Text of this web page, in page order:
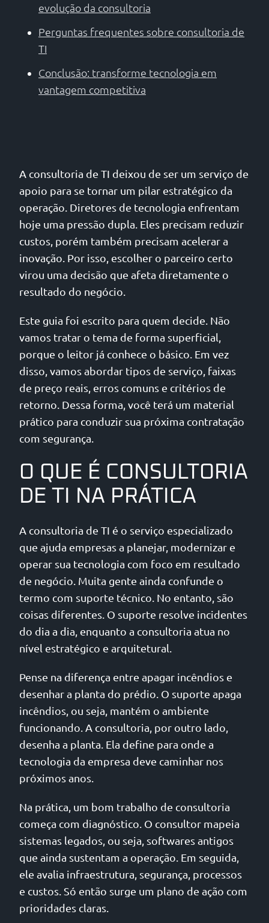
evolução da consultoria
Perguntas frequentes sobre consultoria de
TI
Conclusão: transforme tecnologia em
vantagem competitiva
A consultoria de TI deixou de ser um serviço de
apoio para se tornar um pilar estratégico da
operação. Diretores de tecnologia enfrentam
hoje uma pressão dupla. Eles precisam reduzir
custos, porém também precisam acelerar a
inovação. Por isso, escolher o parceiro certo
virou uma decisão que afeta diretamente o
resultado do negócio.
Este guia foi escrito para quem decide. Não
vamos tratar o tema de forma superficial,
porque o leitor já conhece o básico. Em vez
disso, vamos abordar tipos de serviço, faixas
de preço reais, erros comuns e critérios de
retorno. Dessa forma, você terá um material
prático para conduzir sua próxima contratação
com segurança.
O QUE É CONSULTORIA
DE TI NA PRÁTICA
A consultoria de TI é o serviço especializado
que ajuda empresas a planejar, modernizar e
operar sua tecnologia com foco em resultado
de negócio. Muita gente ainda confunde o
termo com suporte técnico. No entanto, são
coisas diferentes. O suporte resolve incidentes
do dia a dia, enquanto a consultoria atua no
nível estratégico e arquitetural.
Pense na diferença entre apagar incêndios e
desenhar a planta do prédio. O suporte apaga
incêndios, ou seja, mantém o ambiente
funcionando. A consultoria, por outro lado,
desenha a planta. Ela define para onde a
tecnologia da empresa deve caminhar nos
próximos anos.
Na prática, um bom trabalho de consultoria
começa com diagnóstico. O consultor mapeia
sistemas legados, ou seja, softwares antigos
que ainda sustentam a operação. Em seguida,
ele avalia infraestrutura, segurança, processos
e custos. Só então surge um plano de ação com
prioridades claras.